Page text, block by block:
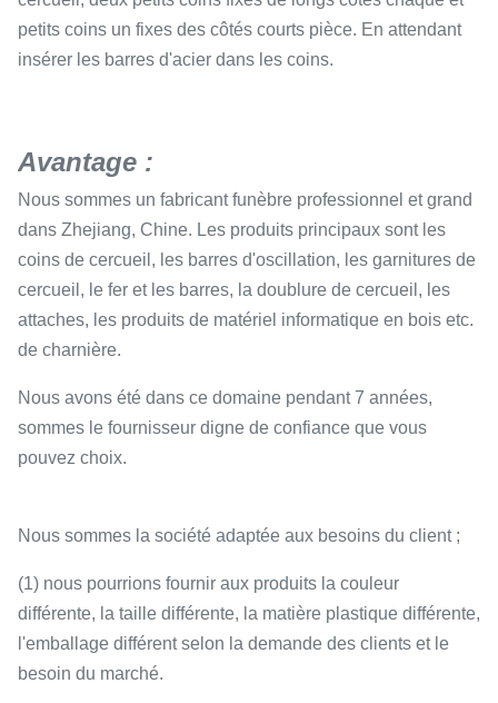
petits coins un fixes des côtés courts pièce. En attendant
insérer les barres d'acier dans les coins.
Avantage :
Nous sommes un fabricant funèbre professionnel et grand
dans Zhejiang, Chine. Les produits principaux sont les
coins de cercueil, les barres d'oscillation, les garnitures de
cercueil, le fer et les barres, la doublure de cercueil, les
attaches, les produits de matériel informatique en bois etc.
de charnière.
Nous avons été dans ce domaine pendant 7 années,
sommes le fournisseur digne de confiance que vous
pouvez choix.
Nous sommes la société adaptée aux besoins du client ;
(1) nous pourrions fournir aux produits la couleur
différente, la taille différente, la matière plastique différente,
l'emballage différent selon la demande des clients et le
besoin du marché.